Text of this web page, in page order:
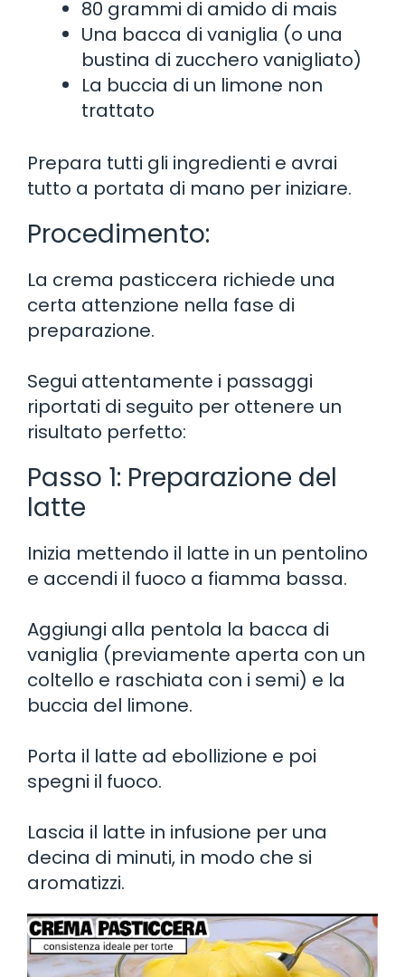
80 grammi di amido di mais
Una bacca di vaniglia (o una
bustina di zucchero vanigliato)
La buccia di un limone non
trattato
Prepara tutti gli ingredienti e avrai
tutto a portata di mano per iniziare.
Procedimento:
La crema pasticcera richiede una
certa attenzione nella fase di
preparazione.
Segui attentamente i passaggi
riportati di seguito per ottenere un
risultato perfetto:
Passo 1: Preparazione del
latte
Inizia mettendo il latte in un pentolino
e accendi il fuoco a fiamma bassa.
Aggiungi alla pentola la bacca di
vaniglia (previamente aperta con un
coltello e raschiata con i semi) e la
buccia del limone.
Porta il latte ad ebollizione e poi
spegni il fuoco.
Lascia il latte in infusione per una
decina di minuti, in modo che si
aromatizzi.